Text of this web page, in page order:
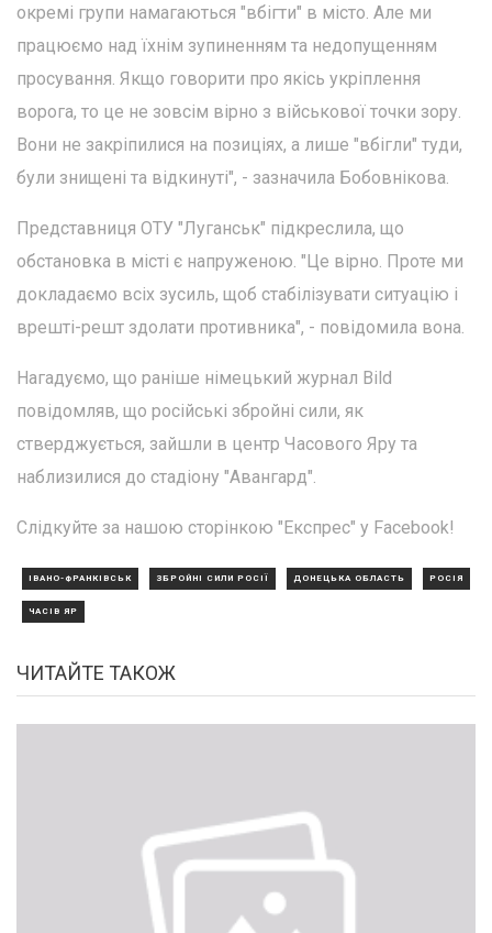
окремі групи намагаються "вбігти" в місто. Але ми
працюємо над їхнім зупиненням та недопущенням
просування. Якщо говорити про якісь укріплення
ворога, то це не зовсім вірно з військової точки зору.
Вони не закріпилися на позиціях, а лише "вбігли" туди,
були знищені та відкинуті", - зазначила Бобовнікова.
Представниця ОТУ "Луганськ" підкреслила, що
обстановка в місті є напруженою. "Це вірно. Проте ми
докладаємо всіх зусиль, щоб стабілізувати ситуацію і
врешті-решт здолати противника", - повідомила вона.
Нагадуємо, що раніше німецький журнал Bild
повідомляв, що російські збройні сили, як
стверджується, зайшли в центр Часового Яру та
наблизилися до стадіону "Авангард".
Слідкуйте за нашою сторінкою "Експрес" у Facebook!
ІВАНО-ФРАНКІВСЬК ЗБРОЙНІ СИЛИ РОСІЇ ДОНЕЦЬКА ОБЛАСТЬ РОСІЯ
ЧАСІВ ЯР
ЧИТАЙТЕ ТАКОЖ